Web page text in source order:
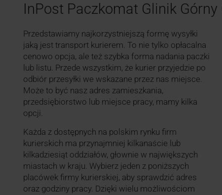
InPost Paczkomat Glinik Górny
Przedstawiamy najkorzystniejszą formę wysyłki
jaką jest transport kurierem. To nie tylko opłacalna
cenowo opcja, ale też szybka forma nadania paczki
lub listu. Przede wszystkim, że kurier przyjedzie po
odbiór przesyłki we wskazane przez nas miejsce.
Może to być nasz adres zamieszkania,
przedsiębiorstwo lub miejsce pracy, mamy kilka
opcji.
Każda z dostępnych na polskim rynku firm
kurierskich ma przynajmniej kilkanaście lub
kilkadziesiąt oddziałów, głownie w największych
miastach w kraju. Wybierz jeden z poniższych
placówek firmy kurierskiej, aby sprawdzić adres
oraz godziny pracy. Dzięki wielu możliwościom